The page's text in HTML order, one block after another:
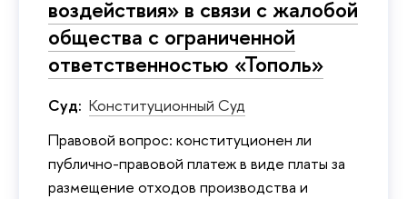
воздействия» в связи с жалобой
общества с ограниченной
ответственностью «Тополь»
Суд: Конституционный Суд
Правовой вопрос: конституционен ли
публично-правовой платеж в виде платы за
размещение отходов производства и